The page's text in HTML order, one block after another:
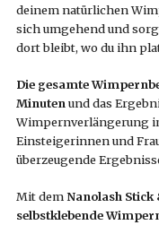
deinem natürlichen
sich umgehend und
dort bleibt, wo du ihn
Die gesamte
Minuten und das
Wimpernverlängerung
Einsteigerinnen und
überzeugende
Mit demNanolash Stick
selbstklebende